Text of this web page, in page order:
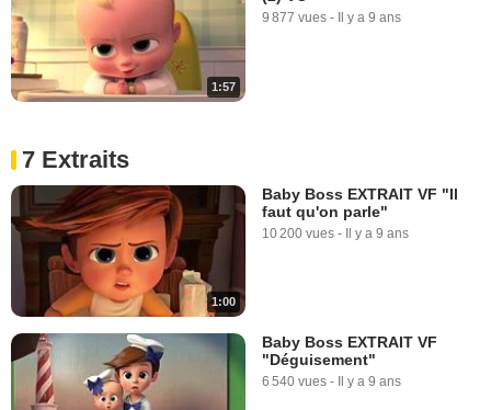
1:57
9 877 vues - Il y a 9 ans
7 Extraits
1:00
Baby Boss EXTRAIT VF "Il
faut qu'on parle"
10 200 vues - Il y a 9 ans
Baby Boss EXTRAIT VF
"Déguisement"
6 540 vues - Il y a 9 ans